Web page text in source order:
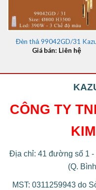
Đèn thả 99042GD/31
Giá bán: Liên hệ
CÔNG TY
Địa chỉ: 41 đường số 1 -
(Q.
MST: 0311259943 do